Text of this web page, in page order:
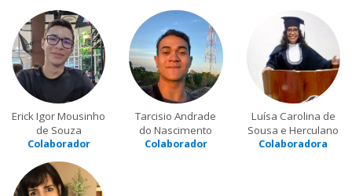
Erick Igor Mousinho
de Souza
Colaborador
Tarcisio Andrade
do Nascimento
Colaborador
Luísa Carolina de
Sousa e Herculano
Colaboradora